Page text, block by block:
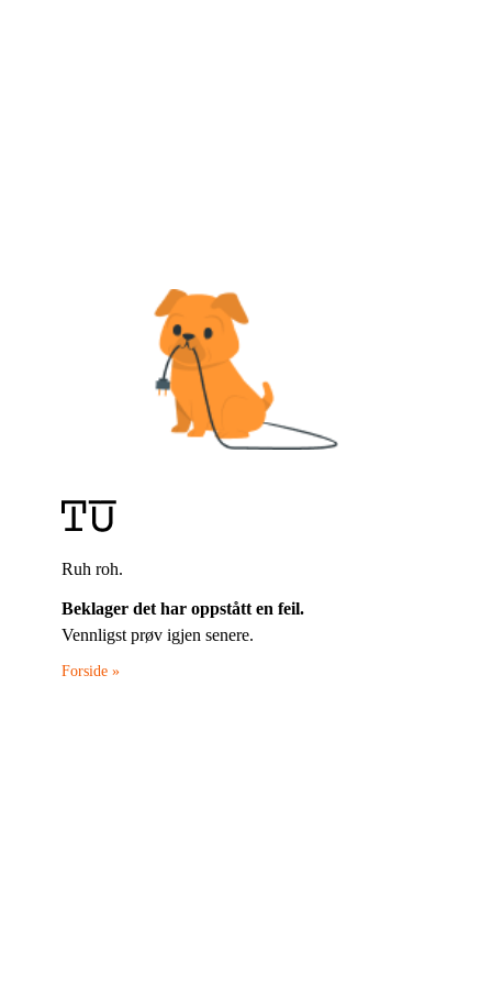
Ruh roh.
Beklager det har oppstått en feil.
Vennligst prøv igjen senere.
Forside »